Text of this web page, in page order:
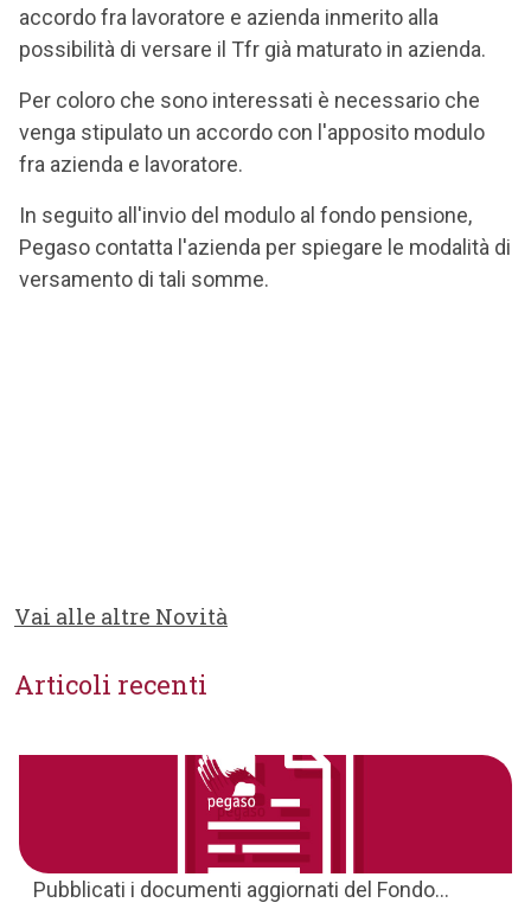
accordo fra lavoratore e azienda inmerito alla
possibilità di versare il Tfr già maturato in azienda.
Per coloro che sono interessati è necessario che
venga stipulato un accordo con l'apposito modulo
fra azienda e lavoratore.
In seguito all'invio del modulo al fondo pensione,
Pegaso contatta l'azienda per spiegare le modalità di
versamento di tali somme.
Vai alle altre Novità
Articoli recenti
Pubblicati i documenti aggiornati del Fondo...